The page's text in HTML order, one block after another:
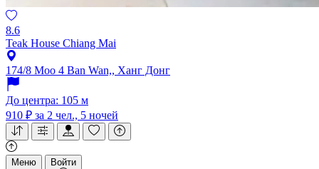
8.6
Teak House Chiang Mai
174/8 Moo 4 Ban Wan,, Ханг Донг
До центра: 105 м
910 ₽ за 2 чел., 5 ночей
Меню Войти